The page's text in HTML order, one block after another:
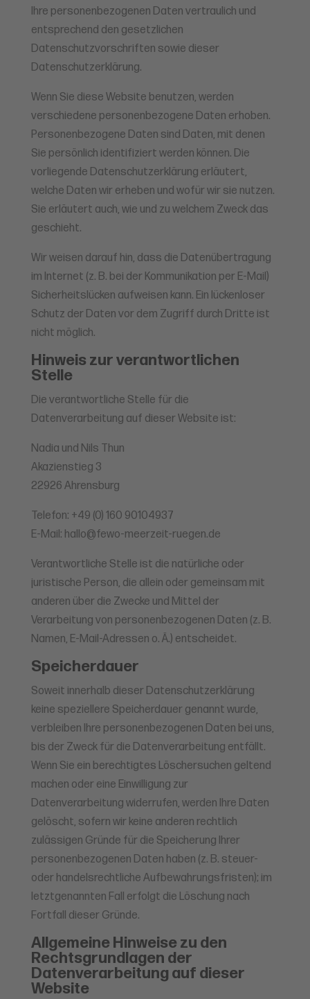
Ihre personenbezogenen Daten vertraulich und
entsprechend den gesetzlichen
Datenschutzvorschriften sowie dieser
Datenschutzerklärung.
Wenn Sie diese Website benutzen, werden
verschiedene personenbezogene Daten erhoben.
Personenbezogene Daten sind Daten, mit denen
Sie persönlich identifiziert werden können. Die
vorliegende Datenschutzerklärung erläutert,
welche Daten wir erheben und wofür wir sie nutzen.
Sie erläutert auch, wie und zu welchem Zweck das
geschieht.
Wir weisen darauf hin, dass die Datenübertragung
im Internet (z. B. bei der Kommunikation per E-Mail)
Sicherheitslücken aufweisen kann. Ein lückenloser
Schutz der Daten vor dem Zugriff durch Dritte ist
nicht möglich.
Hinweis zur verantwortlichen
Stelle
Die verantwortliche Stelle für die
Datenverarbeitung auf dieser Website ist:
Nadia und Nils Thun
Akazienstieg 3
22926 Ahrensburg
Telefon: +49 (0) 160 90104937
E-Mail: hallo@fewo-meerzeit-ruegen.de
Verantwortliche Stelle ist die natürliche oder
juristische Person, die allein oder gemeinsam mit
anderen über die Zwecke und Mittel der
Verarbeitung von personenbezogenen Daten (z. B.
Namen, E-Mail-Adressen o. Ä.) entscheidet.
Speicherdauer
Soweit innerhalb dieser Datenschutzerklärung
keine speziellere Speicherdauer genannt wurde,
verbleiben Ihre personenbezogenen Daten bei uns,
bis der Zweck für die Datenverarbeitung entfällt.
Wenn Sie ein berechtigtes Löschersuchen geltend
machen oder eine Einwilligung zur
Datenverarbeitung widerrufen, werden Ihre Daten
gelöscht, sofern wir keine anderen rechtlich
zulässigen Gründe für die Speicherung Ihrer
personenbezogenen Daten haben (z. B. steuer-
oder handelsrechtliche Aufbewahrungsfristen); im
letztgenannten Fall erfolgt die Löschung nach
Fortfall dieser Gründe.
Allgemeine Hinweise zu den
Rechtsgrundlagen der
Datenverarbeitung auf dieser
Website